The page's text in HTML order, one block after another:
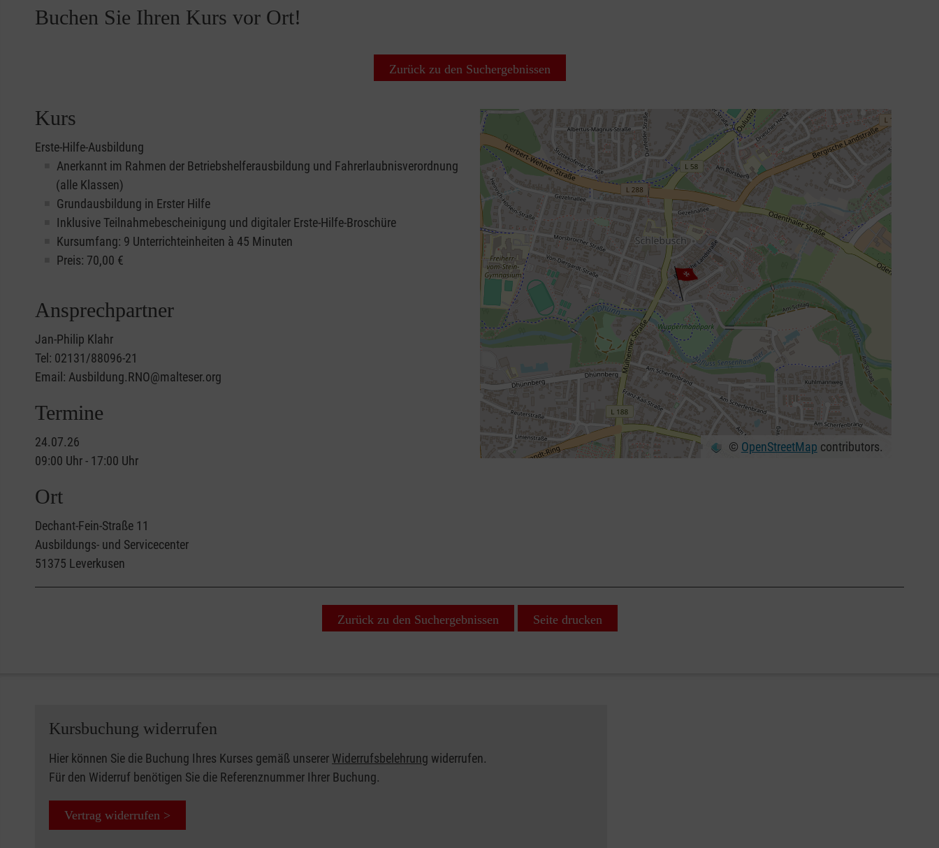
Buchen Sie Ihren Kurs vor Ort!
Zurück zu den Suchergebnissen
Kurs
Erste-Hilfe-Ausbildung
Anerkannt im Rahmen der Betriebshelferausbildung und Fahrerlaubnisverordnung
(alle Klassen)
Grundausbildung in Erster Hilfe
Inklusive Teilnahmebescheinigung und digitaler Erste-Hilfe-Broschüre
Kursumfang: 9 Unterrichteinheiten à 45 Minuten
Preis: 70,00 €
Ansprechpartner
Jan-Philip Klahr
Tel: 02131/88096-21
Email: Ausbildung.RNO@malteser.org
Termine
24.07.26
09:00 Uhr - 17:00 Uhr
Ort
Dechant-Fein-Straße 11
Ausbildungs- und Servicecenter
51375 Leverkusen
© OpenStreetMap contributors.
Zurück zu den Suchergebnissen Seite drucken
Kursbuchung widerrufen
Hier können Sie die Buchung Ihres Kurses gemäß unserer Widerrufsbelehrung widerrufen.
Für den Widerruf benötigen Sie die Referenznummer Ihrer Buchung.
Vertrag widerrufen >